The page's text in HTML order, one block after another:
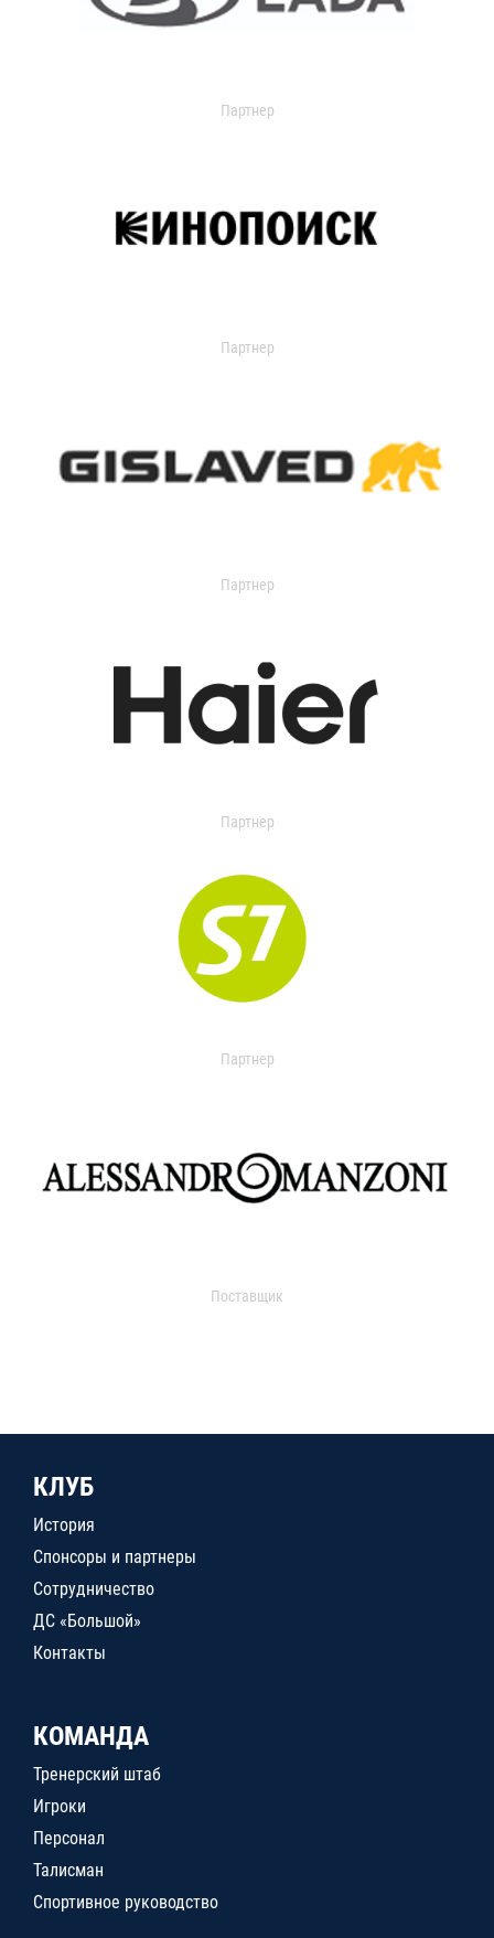
Партнер
Партнер
Партнер
Партнер
Партнер
Поставщик
КЛУБ
История
Спонсоры и партнеры
Сотрудничество
ДС «Большой»
Контакты
КОМАНДА
Тренерский штаб
Игроки
Персонал
Талисман
Спортивное руководство